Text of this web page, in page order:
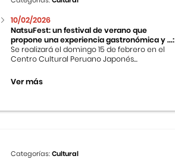
10/02/2026
NatsuFest: un festival de verano que
propone una experiencia gastronómica y ...:
Se realizará el domingo 15 de febrero en el
Centro Cultural Peruano Japonés...
Ver más
Categorías:Cultural